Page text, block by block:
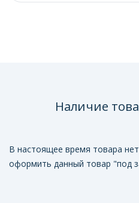
Наличие
В настоящее время товара
оформить данный товар "под